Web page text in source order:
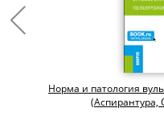
Норма и патология
(Аспирантура,